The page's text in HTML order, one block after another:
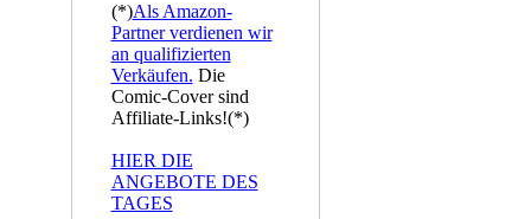
(*)Als Amazon-
Partner verdienen wir
an qualifizierten
Verkäufen. Die
Comic-Cover sind
Affiliate-Links!(*)
HIER DIE
ANGEBOTE DES
TAGES